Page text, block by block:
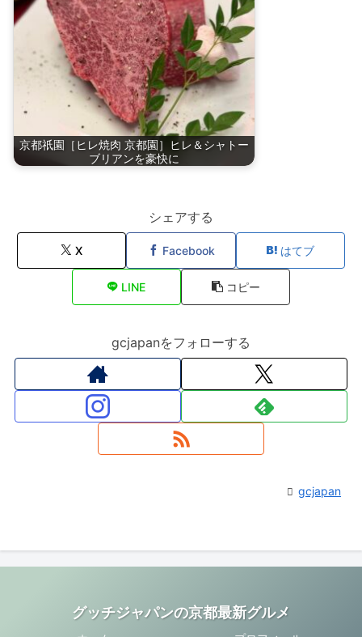
京都祇園［ヒレ焼肉 京都園］ヒレ＆シャトー
ブリアンを豪快に
シェアする
X Facebook はてブ
LINE コピー
gcjapanをフォローする
gcjapan
グッチジャパンの京都最新グルメ